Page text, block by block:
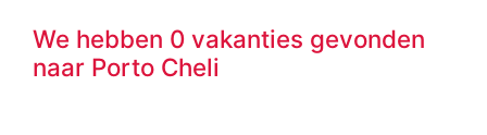
We hebben 0 vakanties gevonden
naar Porto Cheli